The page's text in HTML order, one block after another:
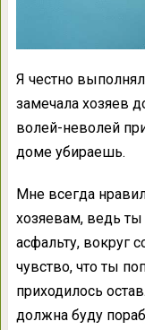
Я честно
замечала хозяев
волей-неволей
доме убираешь.
Мне всегда
хозяевам, ведь
асфальту, вокруг
чувство, что ты
приходилось
должна буду